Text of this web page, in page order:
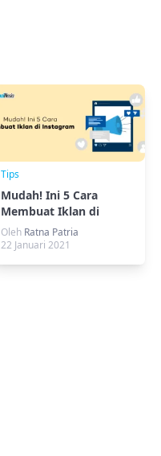
Tips
Mudah! Ini 5 Cara
Membuat Iklan di
Instagram
Oleh Ratna Patria
22 Januari 2021